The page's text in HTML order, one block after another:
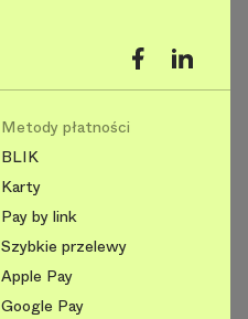
Metody płatności
BLIK
Karty
Pay by link
Szybkie przelewy
Apple Pay
Google Pay